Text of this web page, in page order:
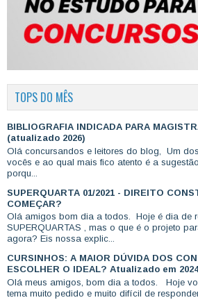
TOPS DO MÊS
BIBLIOGRAFIA INDICADA PARA
(atualizado 2026)
Olá concursandos e leitores do blog, Um
vocês e ao qual mais fico atento é a
porqu...
SUPERQUARTA 01/2021 - DIREITO
COMEÇAR?
Olá amigos bom dia a todos. Hoje é dia de
SUPERQUARTAS , mas o que é o projeto
agora? Eis nossa explic...
CURSINHOS: A MAIOR DÚVIDA DOS
ESCOLHER O IDEAL? Atualizado em 2024
Olá meus amigos, bom dia a todos. Hoje
tema muito pedido e muito difícil de